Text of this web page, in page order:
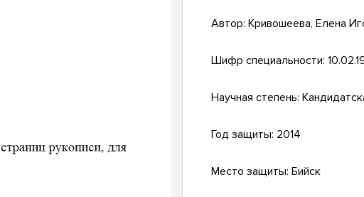
Автор: Кривошеева, Елена
Шифр специальности:
Научная степень:
Год защиты: 2014
Место защиты: Бийск